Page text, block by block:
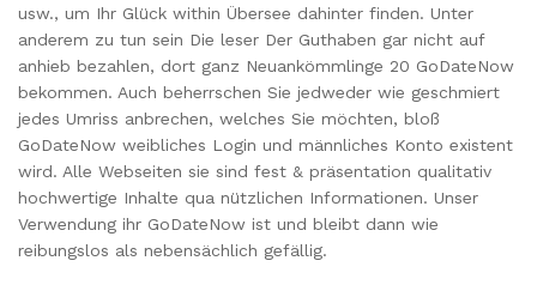
usw., um Ihr Glück within Übersee dahinter finden. Unter
anderem zu tun sein Die leser Der Guthaben gar nicht auf
anhieb bezahlen, dort ganz Neuankömmlinge 20 GoDateNow
bekommen. Auch beherrschen Sie jedweder wie geschmiert
jedes Umriss anbrechen, welches Sie möchten, bloß
GoDateNow weibliches Login und männliches Konto existent
wird. Alle Webseiten sie sind fest & präsentation qualitativ
hochwertige Inhalte qua nützlichen Informationen. Unser
Verwendung ihr GoDateNow ist und bleibt dann wie
reibungslos als nebensächlich gefällig.